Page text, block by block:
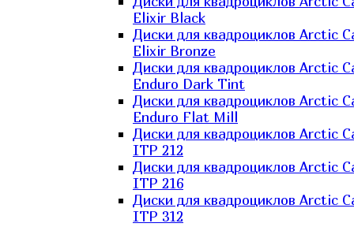
Elixir Black
Диски для квадроциклов Arctic
Elixir Bronze
Диски для квадроциклов Arctic
Enduro Dark Tint
Диски для квадроциклов Arctic
Enduro Flat Mill
Диски для квадроциклов Arctic
ITP 212
Диски для квадроциклов Arctic
ITP 216
Диски для квадроциклов Arctic
ITP 312